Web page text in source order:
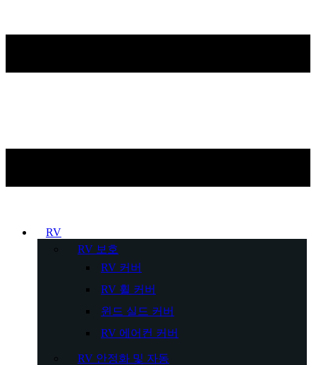
RV
RV 보호
RV 커버
RV 휠 커버
윈드 실드 커버
RV 에어컨 커버
RV 안정화 및 자동